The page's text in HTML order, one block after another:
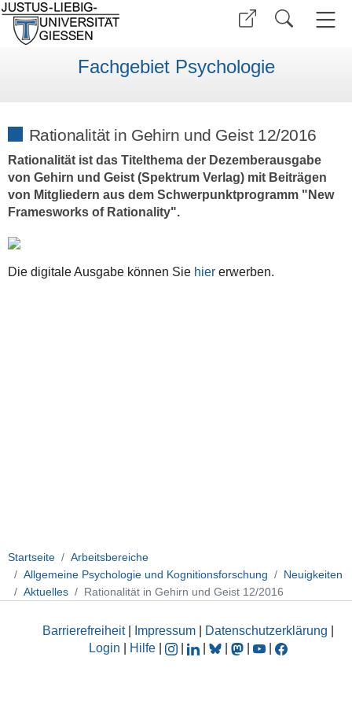
Fachgebiet Psychologie
Rationalität in Gehirn und Geist 12/2016
Rationalität ist das Titelthema der Dezemberausgabe
von Gehirn und Geist (Spektrum Verlag) mit Beiträgen
von Mitgliedern aus dem Schwerpunktprogramm "New
Framesworks of Rationality".
Die digitale Ausgabe können Sie hier erwerben.
Startseite
Arbeitsbereiche
Allgemeine Psychologie und Kognitionsforschung
Neuigkeiten
Aktuelles
Rationalität in Gehirn und Geist 12/2016
Barrierefreiheit| Impressum Datenschutzerklärung
Login
Hilfe